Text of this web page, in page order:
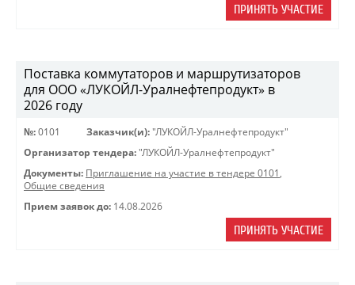
ПРИНЯТЬ УЧАСТИЕ
Поставка коммутаторов и маршрутизаторов
для ООО «ЛУКОЙЛ-Уралнефтепродукт» в
2026 году
№: 0101 Заказчик(и): "ЛУКОЙЛ-Уралнефтепродукт"
Организатор тендера: "ЛУКОЙЛ-Уралнефтепродукт"
Документы: Приглашение на участие в тендере 0101 ,
Общие сведения
Прием заявок до: 14.08.2026
ПРИНЯТЬ УЧАСТИЕ